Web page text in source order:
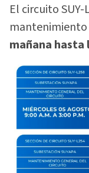
El circuito
mantenimiento
mañana hasta